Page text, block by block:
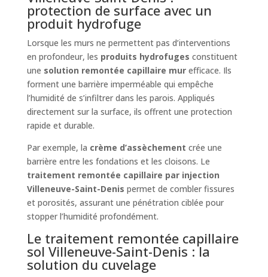
protection de surface avec un
produit hydrofuge
Lorsque les murs ne permettent pas d’interventions
en profondeur, les produits hydrofuges constituent
une solution remontée capillaire murefficace. Ils
forment une barrière imperméable qui empêche
l’humidité de s’infiltrer dans les parois. Appliqués
directement sur la surface, ils offrent une protection
rapide et durable.
Par exemple, la crème d’assèchement crée une
barrière entre les fondations et les cloisons. Le
traitement remontée capillaire par injection
Villeneuve-Saint-Denis permet de combler fissures
et porosités, assurant une pénétration ciblée pour
stopper l’humidité profondément.
Le traitement remontée capillaire
sol Villeneuve-Saint-Denis : la
solution du cuvelage